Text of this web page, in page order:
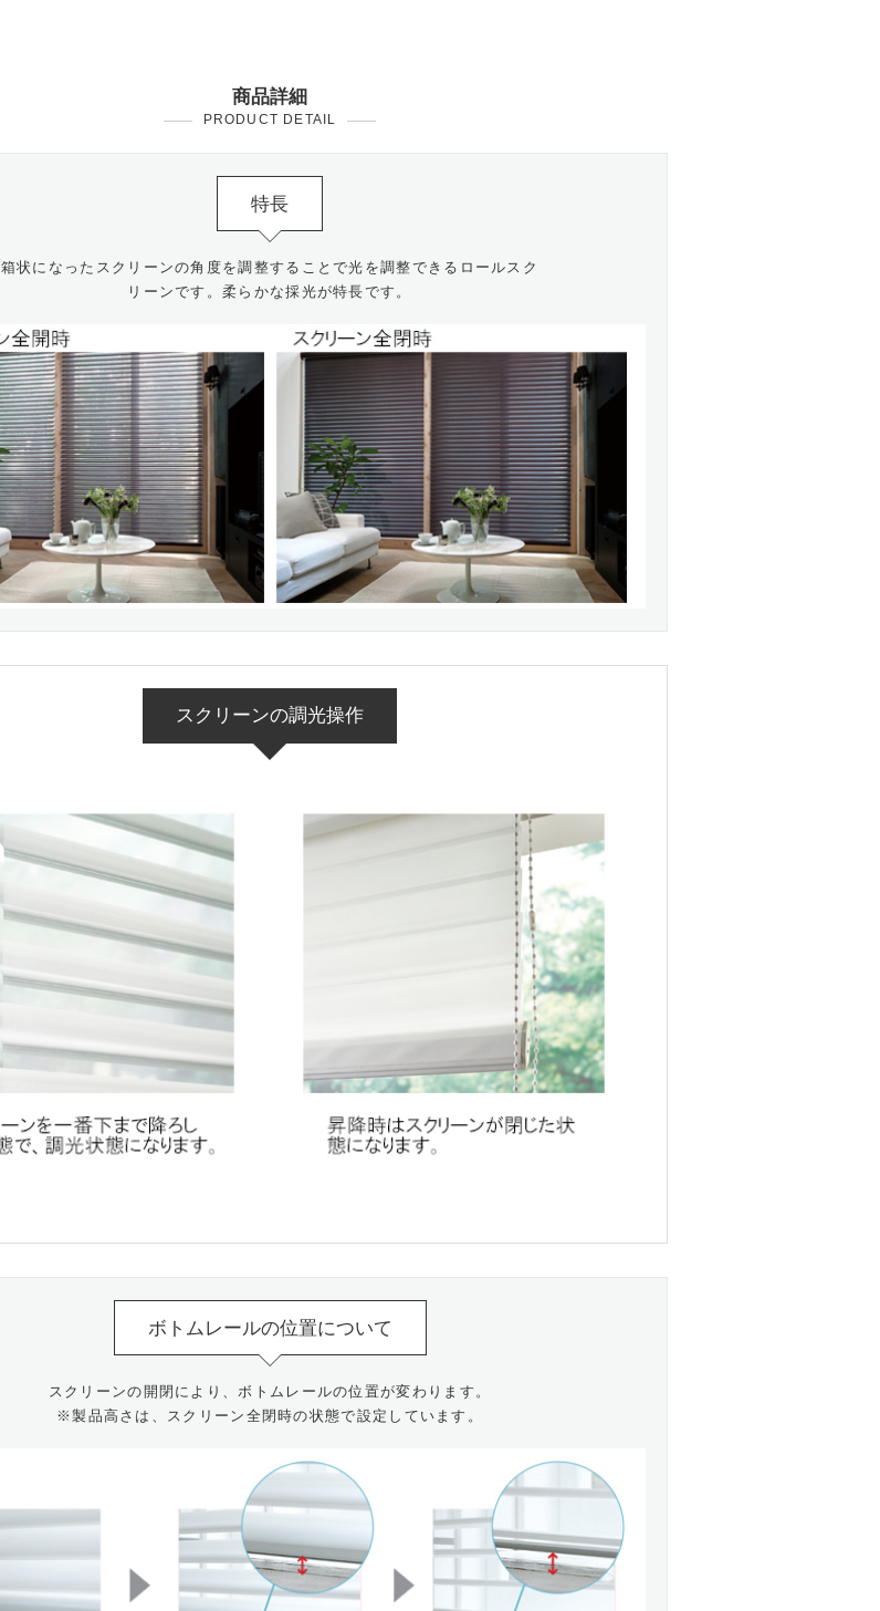
商品詳細
PRODUCT DETAIL
特長
箱状になったスクリーンの角度を調整することで光を調整できるロールスク
リーンです。柔らかな採光が特長です。
スクリーンの調光操作
ボトムレールの位置について
スクリーンの開閉により、ボトムレールの位置が変わります。
※製品高さは、スクリーン全閉時の状態で設定しています。